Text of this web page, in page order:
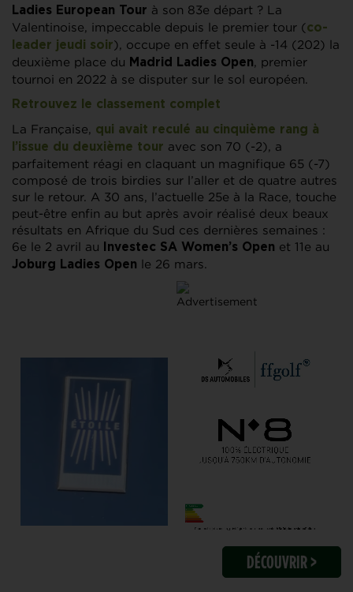
Ladies European Tour à son 83e départ ? La
Valentinoise, impeccable depuis le premier tour (co-
leader jeudi soir), occupe en effet seule à -14 (202) la
deuxième place du Madrid Ladies Open, premier
tournoi en 2022 à se disputer sur le sol européen.
Retrouvez le classement complet
La Française, qui avait reculé au cinquième rang à
l’issue du deuxième tour avec son 70 (-2), a
parfaitement réagi en claquant un magnifique 65 (-7)
composé de trois birdies sur l’aller et de quatre autres
sur le retour. A 30 ans, l’actuelle 25e à la Race, touche
peut-être enfin au but après avoir réalisé deux beaux
résultats en Afrique du Sud ces dernières semaines :
6e le 2 avril au
Investec SA Women’s Open et 11e au
Joburg Ladies Open le 26 mars.
DÉCOUVRIR >